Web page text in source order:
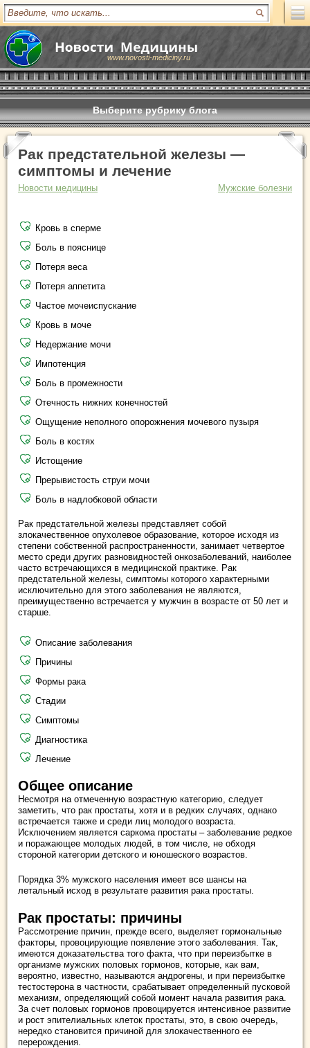
www.novosti-mediciny.ru
Выберите рубрику блога
Рак предстательной железы —
симптомы и лечение
Новости медицины Мужские болезни
Кровь в сперме
Боль в пояснице
Потеря веса
Потеря аппетита
Частое мочеиспускание
Кровь в моче
Недержание мочи
Импотенция
Боль в промежности
Отечность нижних конечностей
Ощущение неполного опорожнения мочевого пузыря
Боль в костях
Истощение
Прерывистость струи мочи
Боль в надлобковой области
Рак предстательной железы представляет собой
злокачественное опухолевое образование, которое исходя из
степени собственной распространенности, занимает четвертое
место среди других разновидностей онкозаболеваний, наиболее
часто встречающихся в медицинской практике. Рак
предстательной железы, симптомы которого характерными
исключительно для этого заболевания не являются,
преимущественно встречается у мужчин в возрасте от 50 лет и
старше.
Описание заболевания
Причины
Формы рака
Стадии
Симптомы
Диагностика
Лечение
Общее описание
Несмотря на отмеченную возрастную категорию, следует
заметить, что рак простаты, хотя и в редких случаях, однако
встречается также и среди лиц молодого возраста.
Исключением является саркома простаты – заболевание редкое
и поражающее молодых людей, в том числе, не обходя
стороной категории детского и юношеского возрастов.
Порядка 3% мужского населения имеет все шансы на
летальный исход в результате развития рака простаты.
Рак простаты: причины
Рассмотрение причин, прежде всего, выделяет гормональные
факторы, провоцирующие появление этого заболевания. Так,
имеются доказательства того факта, что при переизбытке в
организме мужских половых гормонов, которые, как вам,
вероятно, известно, называются андрогены, и при переизбытке
тестостерона в частности, срабатывает определенный пусковой
механизм, определяющий собой момент начала развития рака.
За счет половых гормонов провоцируется интенсивное развитие
и рост эпителиальных клеток простаты, это, в свою очередь,
нередко становится причиной для злокачественного ее
перерождения.